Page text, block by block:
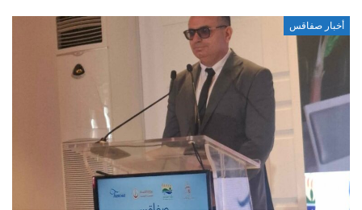
أخبار صفاقس